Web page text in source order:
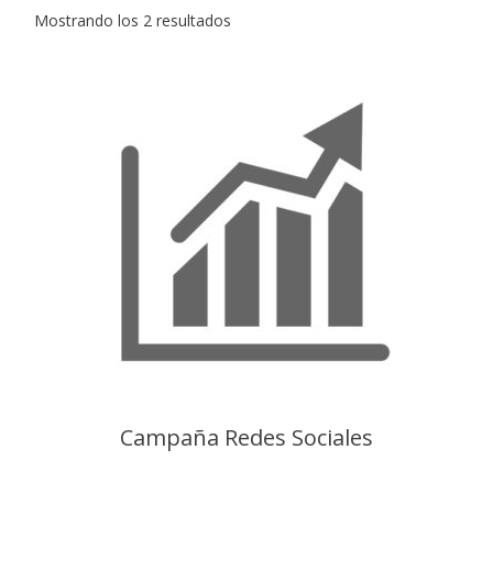
Mostrando los 2 resultados
Campaña Redes Sociales